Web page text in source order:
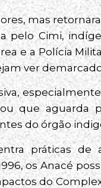
mas
pelo Cimi,
e a Polícia
ver
que aguarda
do órgão
práticas de
os Anacé
do